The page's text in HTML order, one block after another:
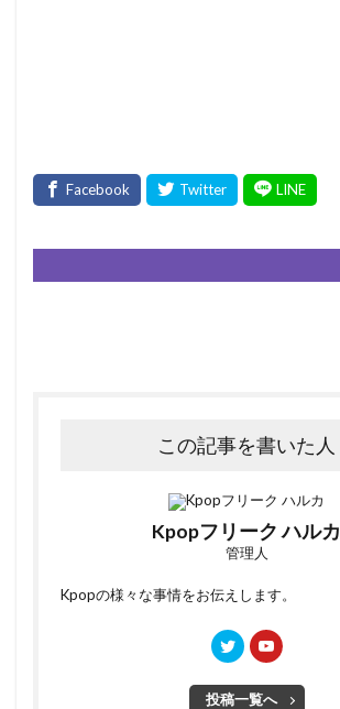
この記事を書いた人
Kpopフリーク ハルカ
管理人
Kpopの様々な事情をお伝えします。
投稿一覧へ